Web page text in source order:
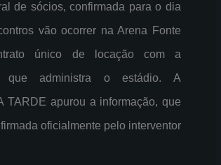
de sócios, confirmada para o dia
vão ocorrer na Arena Fonte
único de locação com a
que administra o estádio. A
TARDE apurou a informação, que
oficialmente pelo interventor